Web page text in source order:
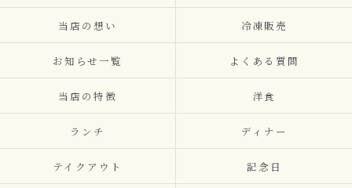
当店の想い 冷凍販売
お知らせ一覧 よくある質問
当店の特徴 洋食
ランチ ディナー
テイクアウト 記念日